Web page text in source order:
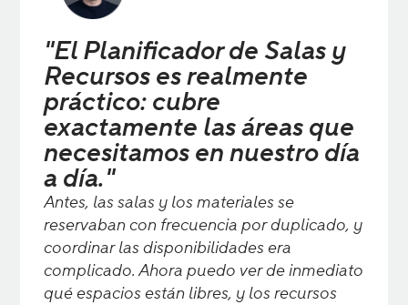
"El Planificador de Salas y
Recursos es realmente
práctico: cubre
exactamente las áreas que
necesitamos en nuestro día
a día."
Antes, las salas y los materiales se
reservaban con frecuencia por duplicado, y
coordinar las disponibilidades era
complicado. Ahora puedo ver de inmediato
qué espacios están libres, y los recursos